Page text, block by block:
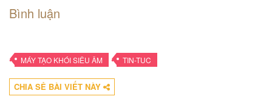
Bình luận
• MÁY TẠO KHÓI SIÊU ÂM • TIN-TUC
CHIA SẺ BÀI VIẾT NÀY